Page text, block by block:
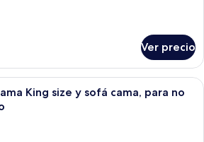
Ver precio
Una sala de estar moderna con un
King size y sofá cama, para no